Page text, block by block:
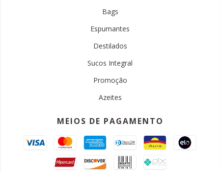
Bags
Espumantes
Destilados
Sucos Integral
Promoção
Azeites
MEIOS DE PAGAMENTO